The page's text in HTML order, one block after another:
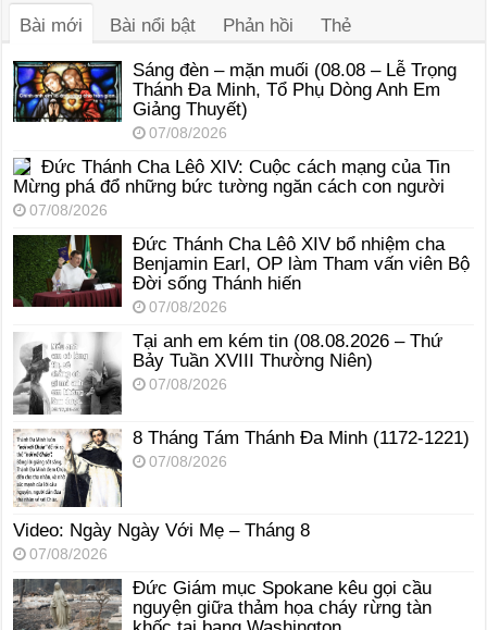
Bài mới Bài nổi bật Phản hồi Thẻ
Sáng đèn – mặn muối (08.08 – Lễ Trọng
Thánh Đa Minh, Tổ Phụ Dòng Anh Em
Giảng Thuyết)
07/08/2026
Đức Thánh Cha Lêô XIV: Cuộc cách mạng của Tin
Mừng phá đổ những bức tường ngăn cách con người
07/08/2026
Đức Thánh Cha Lêô XIV bổ nhiệm cha
Benjamin Earl, OP làm Tham vấn viên Bộ
Đời sống Thánh hiến
07/08/2026
Tại anh em kém tin (08.08.2026 – Thứ
Bảy Tuần XVIII Thường Niên)
07/08/2026
8 Tháng Tám Thánh Ða Minh (1172-1221)
07/08/2026
Video: Ngày Ngày Với Mẹ – Tháng 8
07/08/2026
Đức Giám mục Spokane kêu gọi cầu
nguyện giữa thảm họa cháy rừng tàn